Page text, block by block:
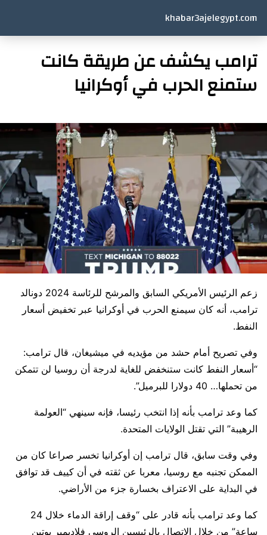
khabar3ajelegypt.com
ترامب يكشف عن طريقة كانت
ستمنع الحرب في أوكرانيا
زعم الرئيس الأمريكي السابق والمرشح للرئاسة 2024 دونالد
ترامب، أنه كان سيمنع الحرب في أوكرانيا عبر تخفيض أسعار
النفط.
وفي تصريح أمام حشد من مؤيديه في ميشيغان، قال ترامب:
“أسعار النفط كانت ستنخفض للغاية لدرجة أن روسيا لن تتمكن
من تحملها… 40 دولارا للبرميل”.
كما وعد ترامب بأنه إذا انتخب رئيسا، فإنه سينهي “العولمة
الرهيبة” التي تقتل الولايات المتحدة.
وفي وقت سابق، قال ترامب إن أوكرانيا تخسر صراعا كان من
الممكن تجنبه مع روسيا، معربا عن ثقته في أن كييف قد توافق
في البداية على الاعتراف بخسارة جزء من الأراضي.
كما وعد ترامب بأنه قادر على “وقف إراقة الدماء خلال 24
ساعة” من خلال الاتصال بالرئيسين الروسي فلاديمير بوتين